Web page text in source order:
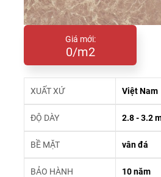
Giá mới:
0/m2
XUẤT XỨ Việt Nam
ĐỘ DÀY 2.8 - 3.2
BỀ MẶT vân đá
BẢO HÀNH 10 năm